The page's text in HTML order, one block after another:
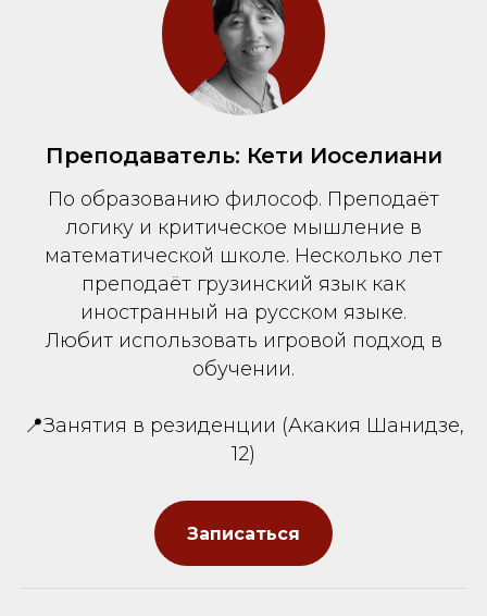
Преподаватель: Кети Иоселиани
По образованию философ. Преподаёт
логику и критическое мышление в
математической школе. Несколько лет
преподаёт грузинский язык как
иностранный на русском языке.
Любит использовать игровой подход в
обучении.
📍Занятия в резиденции (Акакия Шанидзе,
12)
Записаться